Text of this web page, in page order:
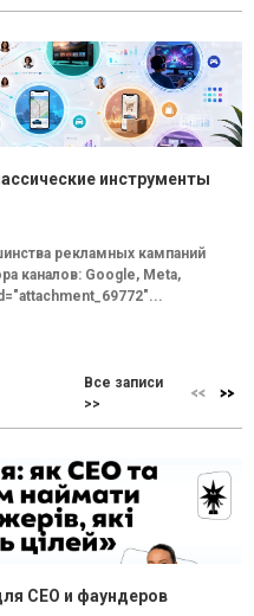
инструменты
рекламных кампаний
каналов: Google, Meta,
Все записи
>>
CEO и фаундеров